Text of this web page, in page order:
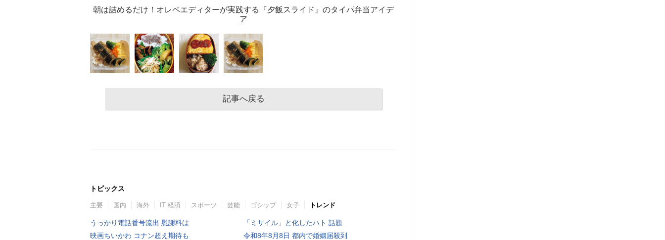
朝は詰めるだけ！オレペエディターが実践する『夕飯スライド』のタイパ弁当アイデ
ア
記事へ戻る
トピックス
主要 国内 海外 IT 経済 スポーツ 芸能 ゴシップ 女子 トレンド
うっかり電話番号流出 慰謝料は
映画ちいかわ コナン超え期待も
「ミサイル」と化したハト 話題
令和8年8月8日 都内で婚姻届殺到